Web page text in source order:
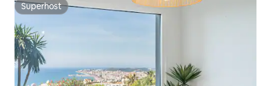
Superhost
Superhost